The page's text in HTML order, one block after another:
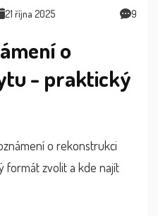
21 října 2025 9
o
- praktický
o rekonstrukci
formát zvolit a kde najít